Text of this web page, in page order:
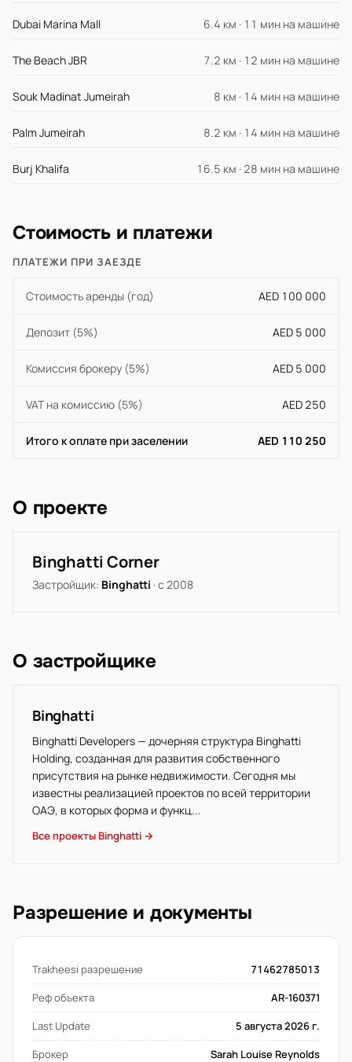
Dubai Marina Mall 6.4 км · 11 мин на машине
The Beach JBR 7.2 км · 12 мин на машине
Souk Madinat Jumeirah 8 км · 14 мин на машине
Palm Jumeirah 8.2 км · 14 мин на машине
Burj Khalifa 16.5 км · 28 мин на машине
Стоимость и платежи
ПЛАТЕЖИ ПРИ ЗАЕЗДЕ
Стоимость аренды (год) AED 100 000
Депозит (5%) AED 5 000
Комиссия брокеру (5%) AED 5 000
VAT на комиссию (5%) AED 250
Итого к оплате при заселении AED 110 250
О проекте
Binghatti Corner
Застройщик: Binghatti · с 2008
О застройщике
Binghatti
Binghatti Developers — дочерняя структура Binghatti
Holding, созданная для развития собственного
присутствия на рынке недвижимости. Сегодня мы
известны реализацией проектов по всей территории
ОАЭ, в которых форма и функц...
Все проекты Binghatti →
Разрешение и документы
Trakheesi разрешение
71462785013
Реф объекта
AR-160371
Last Update
5 августа 2026 г.
Брокер
Sarah Louise Reynolds